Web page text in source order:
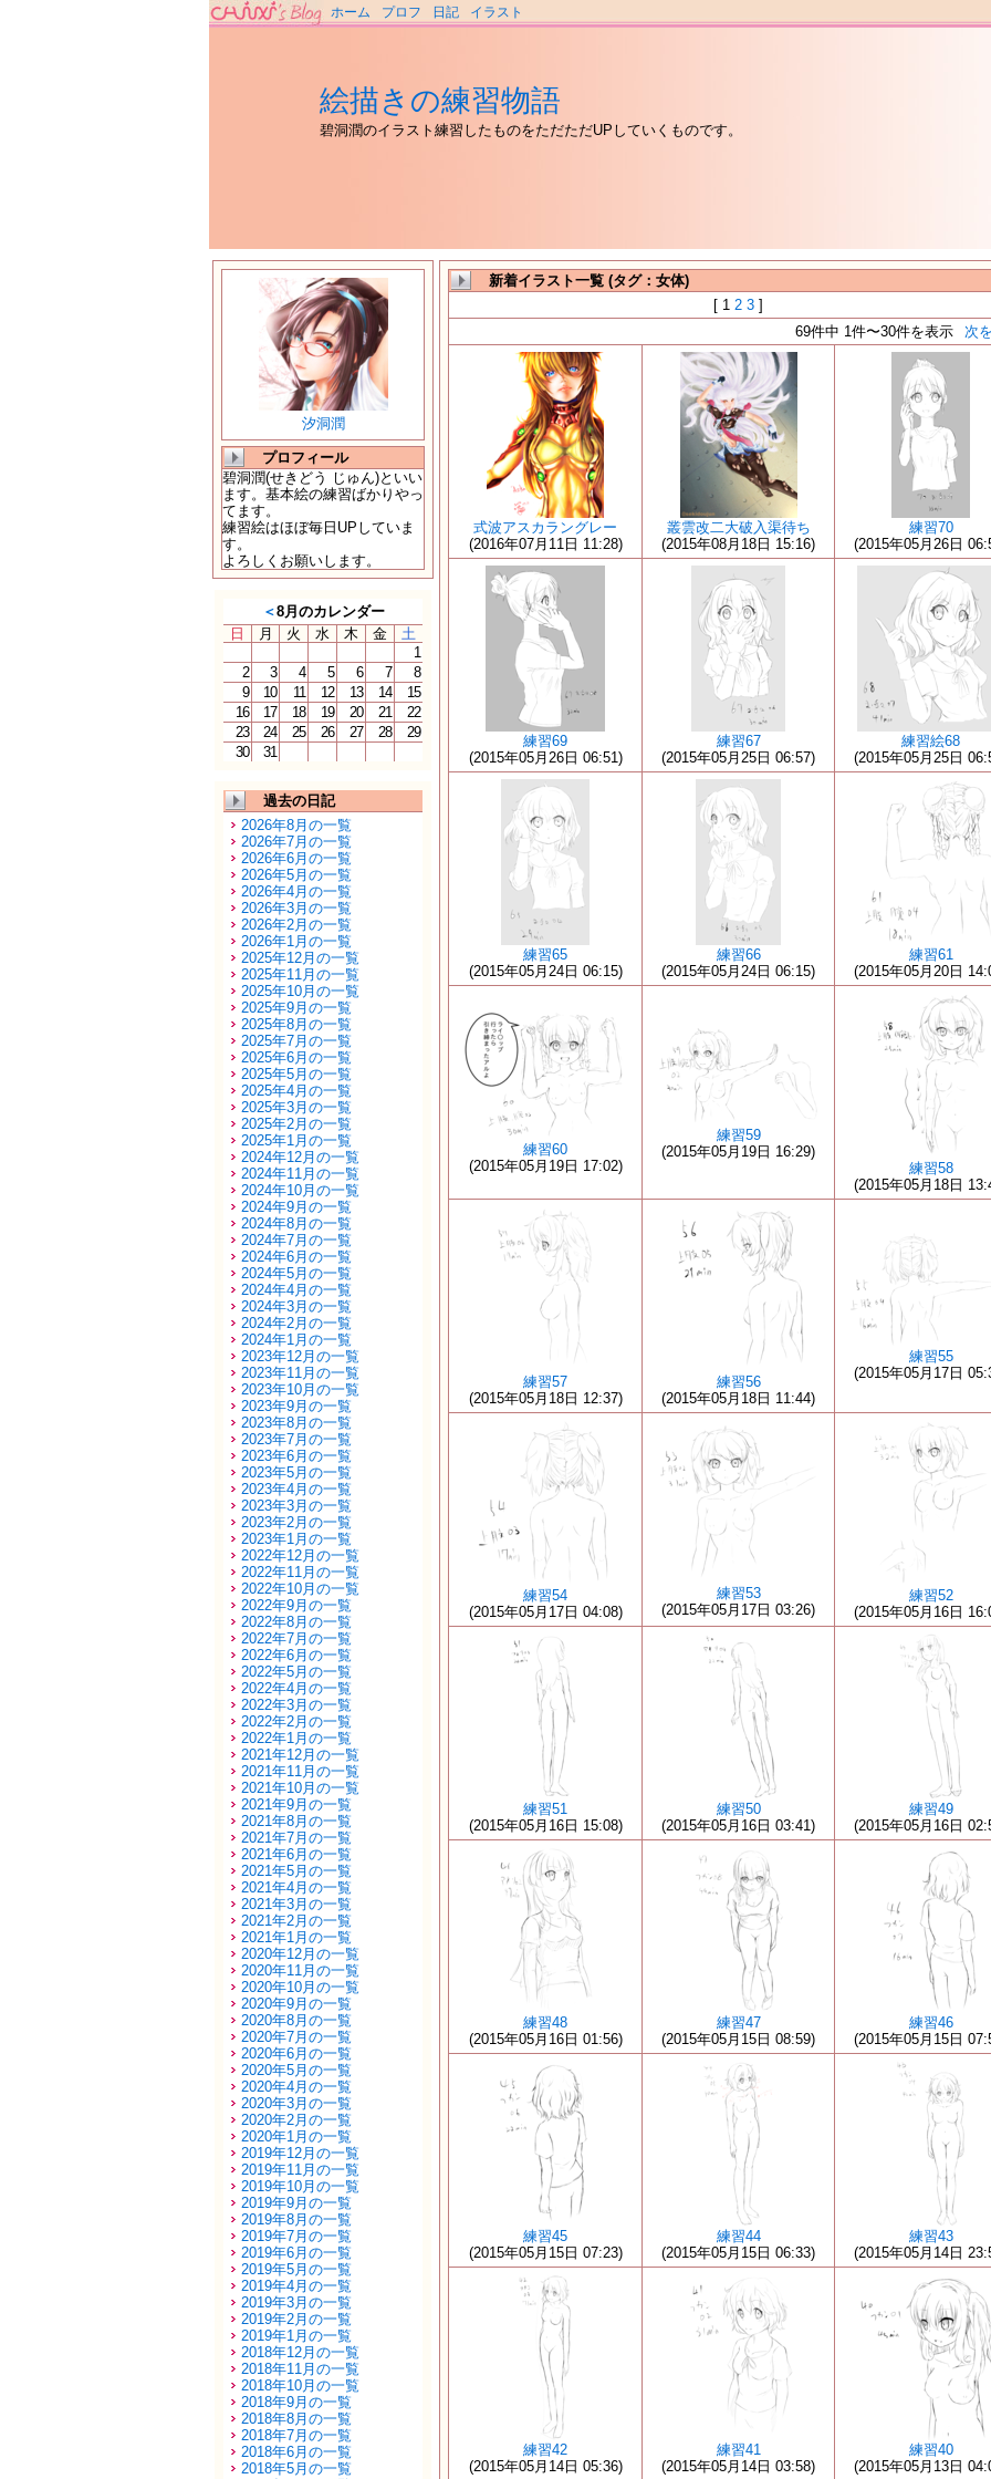
ホーム プロフ 日記 イラスト
絵描きの練習物語
碧洞潤のイラスト練習したものをただただUPしていくものです。
汐洞潤
プロフィール
碧洞潤(せきどう じゅん)といい
ます。基本絵の練習ばかりやっ
てます。
練習絵はほぼ毎日UPしていま
す。
よろしくお願いします。
＜8月のカレンダー
日
月 火 水 木 金
土
1
2
3 4 5 6 7
8
9
10 11 12 13 14
15
16
17 18 19 20 21
22
23
24 25 26 27 28
29
30
31
過去の日記
2026年8月の一覧
2026年7月の一覧
2026年6月の一覧
2026年5月の一覧
2026年4月の一覧
2026年3月の一覧
2026年2月の一覧
2026年1月の一覧
2025年12月の一覧
2025年11月の一覧
2025年10月の一覧
2025年9月の一覧
2025年8月の一覧
2025年7月の一覧
2025年6月の一覧
2025年5月の一覧
2025年4月の一覧
2025年3月の一覧
2025年2月の一覧
2025年1月の一覧
2024年12月の一覧
2024年11月の一覧
2024年10月の一覧
2024年9月の一覧
2024年8月の一覧
2024年7月の一覧
2024年6月の一覧
2024年5月の一覧
2024年4月の一覧
2024年3月の一覧
2024年2月の一覧
2024年1月の一覧
2023年12月の一覧
2023年11月の一覧
2023年10月の一覧
2023年9月の一覧
2023年8月の一覧
2023年7月の一覧
2023年6月の一覧
2023年5月の一覧
2023年4月の一覧
2023年3月の一覧
2023年2月の一覧
2023年1月の一覧
2022年12月の一覧
2022年11月の一覧
2022年10月の一覧
2022年9月の一覧
2022年8月の一覧
2022年7月の一覧
2022年6月の一覧
2022年5月の一覧
2022年4月の一覧
2022年3月の一覧
2022年2月の一覧
2022年1月の一覧
2021年12月の一覧
2021年11月の一覧
2021年10月の一覧
2021年9月の一覧
2021年8月の一覧
2021年7月の一覧
2021年6月の一覧
2021年5月の一覧
2021年4月の一覧
2021年3月の一覧
2021年2月の一覧
2021年1月の一覧
2020年12月の一覧
2020年11月の一覧
2020年10月の一覧
2020年9月の一覧
2020年8月の一覧
2020年7月の一覧
2020年6月の一覧
2020年5月の一覧
2020年4月の一覧
2020年3月の一覧
2020年2月の一覧
2020年1月の一覧
2019年12月の一覧
2019年11月の一覧
2019年10月の一覧
2019年9月の一覧
2019年8月の一覧
2019年7月の一覧
2019年6月の一覧
2019年5月の一覧
2019年4月の一覧
2019年3月の一覧
2019年2月の一覧
2019年1月の一覧
2018年12月の一覧
2018年11月の一覧
2018年10月の一覧
2018年9月の一覧
2018年8月の一覧
2018年7月の一覧
2018年6月の一覧
2018年5月の一覧
新着イラスト一覧 (タグ：女体)
[ 1 2 3]
69件中 1件〜30件を表示
次
式波アスカラングレー
(2016年07月11日 11:28)
叢雲改二大破入渠待ち
(2015年08月18日 15:16)
練習70
(2015年05月26日
練習69
(2015年05月26日 06:51)
練習67
(2015年05月25日 06:57)
練習絵68
(2015年05月25日
練習65
(2015年05月24日 06:15)
練習66
(2015年05月24日 06:15)
練習61
(2015年05月20日
練習60
(2015年05月19日 17:02)
練習59
(2015年05月19日 16:29)
練習58
(2015年05月18日
練習57
(2015年05月18日 12:37)
練習56
(2015年05月18日 11:44)
練習55
(2015年05月17日
練習54
(2015年05月17日 04:08)
練習53
(2015年05月17日 03:26)
練習52
(2015年05月16日
練習51
(2015年05月16日 15:08)
練習50
(2015年05月16日 03:41)
練習49
(2015年05月16日
練習48
(2015年05月16日 01:56)
練習47
(2015年05月15日 08:59)
練習46
(2015年05月15日
練習45
(2015年05月15日 07:23)
練習44
(2015年05月15日 06:33)
練習43
(2015年05月14日
練習42
(2015年05月14日 05:36)
練習41
(2015年05月14日 03:58)
練習40
(2015年05月13日